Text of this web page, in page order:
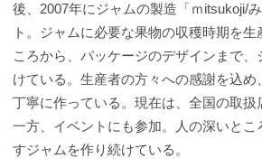
後、2007年にジャムの製造「ｍitsukoji/
ト。ジャムに必要な果物の収穫時期を
ころから、パッケージのデザインまで
けている。生産者の方々への感謝を込め
丁寧に作っている。現在は、全国の取扱
一方、イベントにも参加。人の深いと
すジャムを作り続けている。